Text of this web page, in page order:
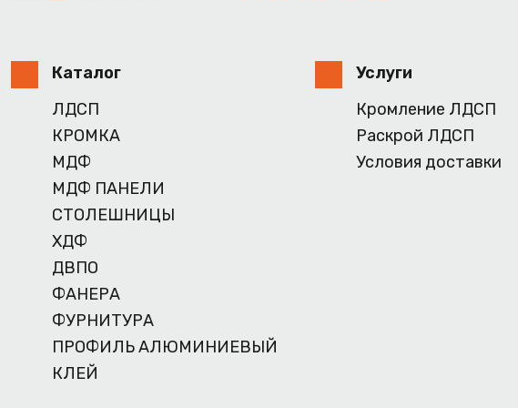
Каталог
ЛДСП
КРОМКА
МДФ
МДФ ПАНЕЛИ
СТОЛЕШНИЦЫ
ХДФ
ДВПО
ФАНЕРА
ФУРНИТУРА
ПРОФИЛЬ АЛЮМИНИЕВЫЙ
КЛЕЙ
Услуги
Кромление ЛДСП
Раскрой ЛДСП
Условия доставки